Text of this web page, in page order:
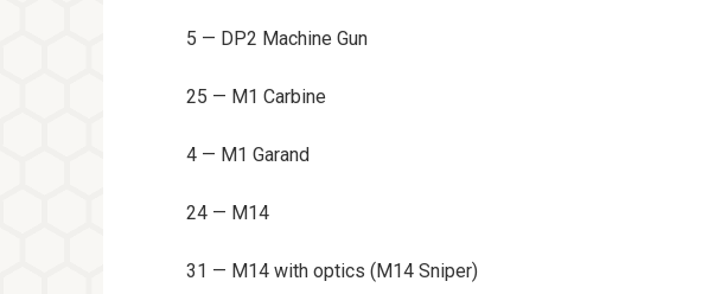
5 — DP2 Machine Gun
25 — M1 Carbine
4 — M1 Garand
24 — M14
31 — M14 with optics (M14 Sniper)